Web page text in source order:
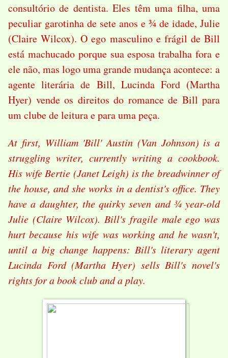
consultório de dentista. Eles têm uma filha, uma
peculiar garotinha de sete anos e ¾ de idade, Julie
(Claire Wilcox). O ego masculino e frágil de Bill
está machucado porque sua esposa trabalha fora e
ele não, mas logo uma grande mudança acontece: a
agente literária de Bill, Lucinda Ford (Martha
Hyer) vende os direitos do romance de Bill para
um clube de leitura e para uma peça.
At first, William 'Bill' Austin (Van Johnson) is a
struggling writer, currently writing a cookbook.
His wife Bertie (Janet Leigh) is the breadwinner of
the house, and she works in a dentist's office. They
have a daughter, the quirky seven and ¾ year-old
Julie (Claire Wilcox). Bill's fragile male ego was
hurt because his wife was working and he wasn't,
until a big change happens: Bill's literary agent
Lucinda Ford (Martha Hyer) sells Bill's novel's
rights for a book club and a play.